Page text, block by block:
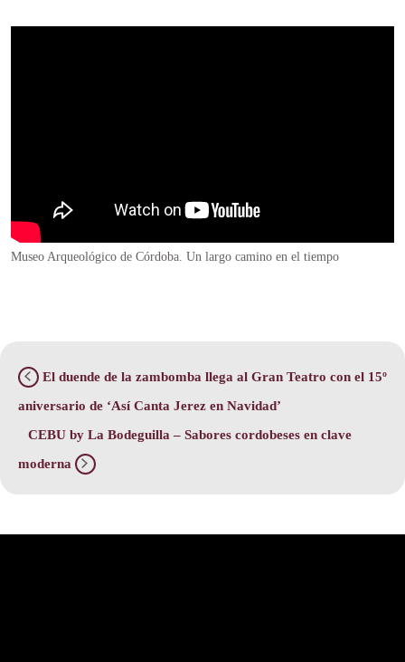
Museo Arqueológico de Córdoba. Un largo camino en el tiempo
El duende de la zambomba llega al Gran Teatro con el 15º
aniversario de ‘Así Canta Jerez en Navidad’
CEBU by La Bodeguilla – Sabores cordobeses en clave
moderna